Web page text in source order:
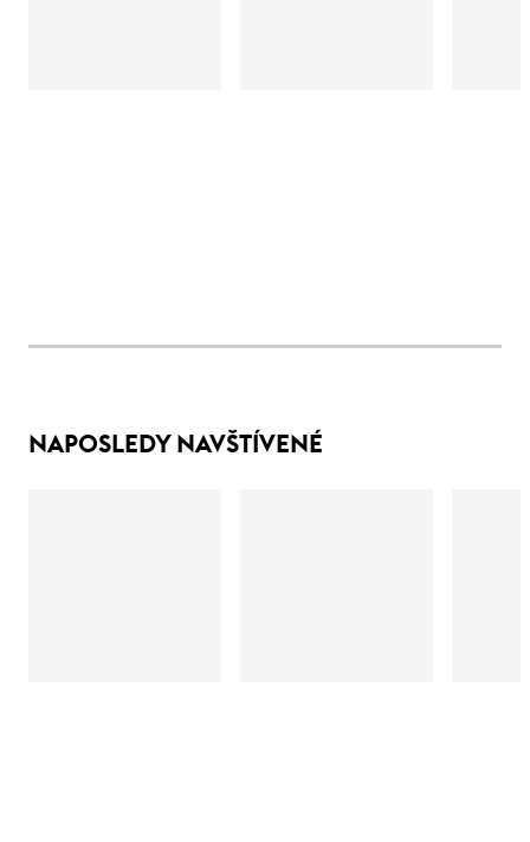
NAPOSLEDY NAVŠTÍVENÉ